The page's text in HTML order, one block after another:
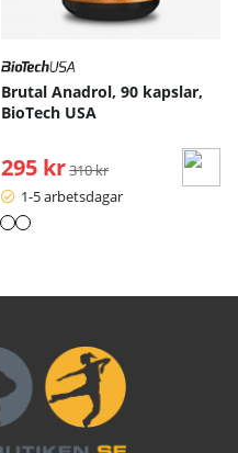
Brutal Anadrol, 90 kapslar,
BioTech USA
295 kr Ordinarie pris:
310 kr
1-5 arbetsdagar